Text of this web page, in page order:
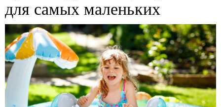
для самых маленьких